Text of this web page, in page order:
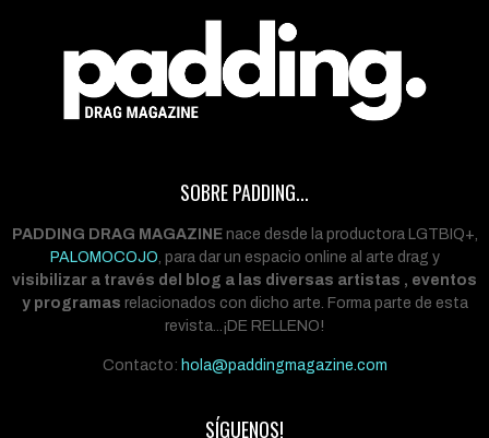
SOBRE PADDING...
PADDING DRAG MAGAZINEnace desde la productora LGTBIQ+,
PALOMOCOJO , para dar un espacio online al arte drag y
visibilizar a través del blog a las diversas artistas , eventos
y programas relacionados con dicho arte. Forma parte de esta
revista...¡DE RELLENO!
Contacto: hola@paddingmagazine.com
SÍGUENOS!